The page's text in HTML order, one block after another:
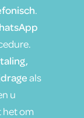
.
als
u
het om